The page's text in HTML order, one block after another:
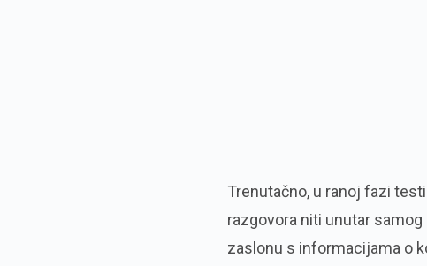
Trenutačno, u ranoj fazi
razgovora niti unutar
zaslonu s informacijama o